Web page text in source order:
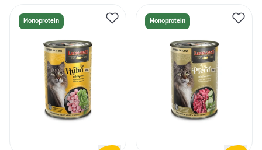
Monoprotein Monoprotein